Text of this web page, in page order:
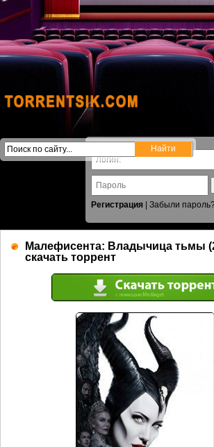
Регистрация
Забыли
Малефисента: Владычица тьмы
скачать торрент